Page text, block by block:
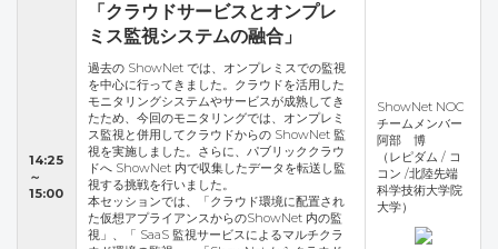
14:25
～
15:00
「クラウドサービスとオンプレ
ミス監視システムの融合」
過去の ShowNet では、オンプレミスでの監視
を中心に行ってきました。クラウドを活用した
モニタリングシステムやサービスが成熟してき
たため、今回のモニタリングでは、オンプレミ
ス監視と併用してクラウドからの ShowNet 監
視を実施しました。さらに、パブリッククラウ
ドへ ShowNet 内で収集したデータを転送し監
視する挑戦を行いました。
本セッションでは、「クラウド環境に配置され
た仮想アプライアンスからのShowNet 内の監
視」、「 SaaS 監視サービスによるマルチクラ
ShowNet NOC
チームメンバー
阿部 博
（レピダム / コ
コン /北陸先端
科学技術大学院
大学）